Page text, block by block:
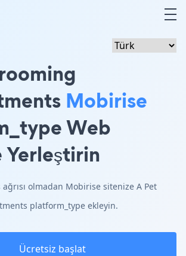
Mobirise
Web
Yerleştirin
olmadan Mobirise sitenize A Pet
platform_type ekleyin.
Ücretsiz başlat